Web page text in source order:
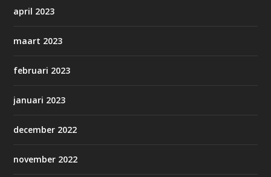
april 2023
maart 2023
februari 2023
januari 2023
december 2022
november 2022